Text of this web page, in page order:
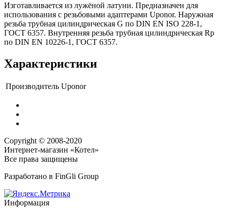
Изготавливается из лужёной латуни. Предназначен для
использования с резьбовыми адаптерами Uponor. Наружная
резьба трубная цилиндрическая G по DIN EN ISO 228-1,
ГОСТ 6357. Внутренняя резьба трубная цилиндрическая Rp
по DIN EN 10226-1, ГОСТ 6357.
Характеристики
Производитель Uponor
Copyright © 2008-2020
Интернет-магазин «Котел»
Все права защищены
Разработано в FinGli Group
Информация